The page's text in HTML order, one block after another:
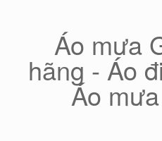
Áo mưa
hãng - Áo
Áo